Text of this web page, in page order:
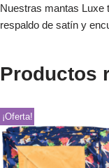
Nuestras mantas Luxe
respaldo de satín y
Productos
¡Oferta!